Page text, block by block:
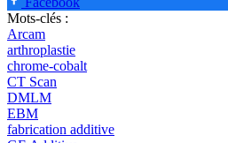
Mots-clés :
Arcam
arthroplastie
chrome-cobalt
CT Scan
DMLM
EBM
fabrication additive